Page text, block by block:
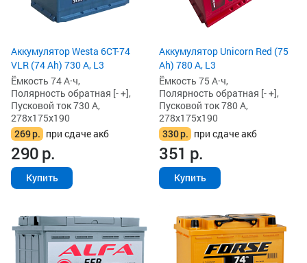
Аккумулятор Westa 6СТ-74
VLR (74 Ah) 730 А, L3
Ёмкость 74 А·ч,
Полярность обратная [- +],
Пусковой ток 730 А,
278x175x190
269р. при сдаче акб
290р.
Купить
Аккумулятор Unicorn Red (75
Ah) 780 А, L3
Ёмкость 75 А·ч,
Полярность обратная [- +],
Пусковой ток 780 А,
278x175x190
330р. при сдаче акб
351 р.
Купить